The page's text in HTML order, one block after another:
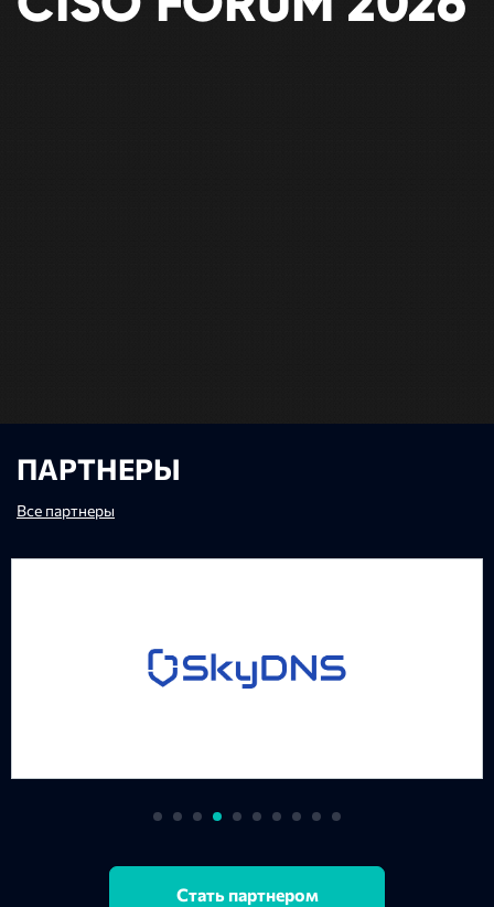
ПАРТНЕРЫ
Все партнеры
Стать партнером